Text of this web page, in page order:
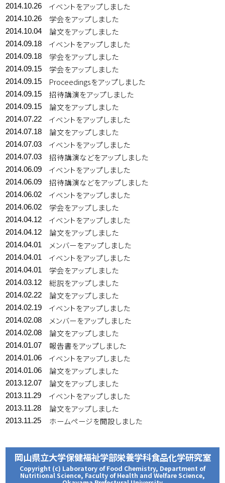
2014.10.26 イベントをアップしました
2014.10.26 学会をアップしました
2014.10.04 論文をアップしました
2014.09.18 イベントをアップしました
2014.09.18 学会をアップしました
2014.09.15 学会をアップしました
2014.09.15 Proceedingsをアップしました
2014.09.15 招待講演をアップしました
2014.09.15 論文をアップしました
2014.07.22 イベントをアップしました
2014.07.18 論文をアップしました
2014.07.03 イベントをアップしました
2014.07.03 招待講演などをアップしました
2014.06.09 イベントをアップしました
2014.06.09 招待講演などをアップしました
2014.06.02 イベントをアップしました
2014.06.02 学会をアップしました
2014.04.12 イベントをアップしました
2014.04.12 論文をアップしました
2014.04.01 メンバーをアップしました
2014.04.01 イベントをアップしました
2014.04.01 学会をアップしました
2014.03.12 総説をアップしました
2014.02.22 論文をアップしました
2014.02.19 イベントをアップしました
2014.02.08 メンバーをアップしました
2014.02.08 論文をアップしました
2014.01.07 報告書をアップしました
2014.01.06 イベントをアップしました
2014.01.06 論文をアップしました
2013.12.07 論文をアップしました
2013.11.29 イベントをアップしました
2013.11.28 論文をアップしました
2013.11.25 ホームページを開設しました
岡山県立大学保健福祉学部栄養学科食品化学研究室
Copyright (c) Laboratory of Food Chemistry, Department of
Nutritional Science, Faculty of Health and Welfare Science,